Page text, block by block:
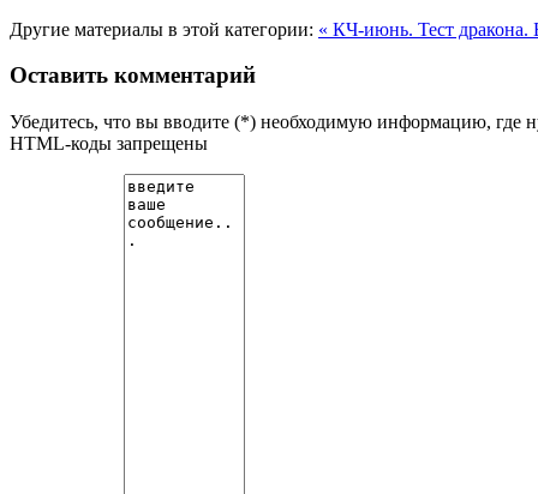
Другие материалы в этой категории: « КЧ-июнь. Тест дракона.
Оставить комментарий
Убедитесь, что вы вводите (*) необходимую информацию, где
HTML-коды запрещены